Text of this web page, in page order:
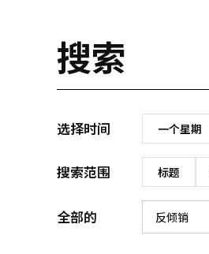
搜索
选择时间 一个星期
搜索范围 标题
全部的